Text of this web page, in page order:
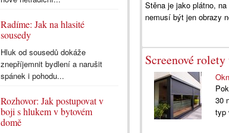
Stěna je jako plátno,
nemusí být jen obrazy
Screenové
30
typ
Radíme: Jak na hlasité
sousedy
Hluk od sousedů dokáže
znepříjemnit bydlení a narušit
spánek i pohodu...
Rozhovor: Jak postupovat v
boji s hlukem v bytovém
domě